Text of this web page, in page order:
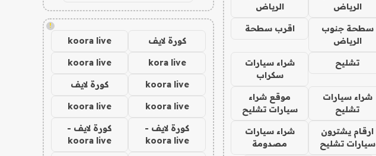
الرياض
الرياض
سطحة جنوب
الرياض
اقرب سطحة
تشليح
شراء سيارات
سكراب
شراء سيارات
تشليح
موقع شراء
سيارات تشليح
ارقام يشترون
سيارات تشليح
شراء سيارات
مصدومة
!
كورة لايف koora live
kora live
koora live
koora live كورة لايف
koora live
koora live
كورة لايف -
koora live
كورة لايف -
koora live